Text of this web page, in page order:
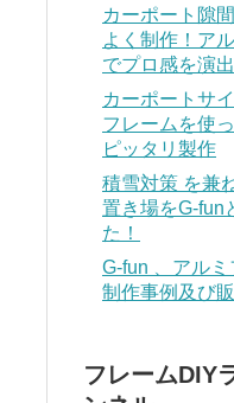
カーポート隙
よく制作！ア
でプロ感を演出
カーポートサ
フレームを使
ピッタリ製作
積雪対策 を兼
置き場をG-fun
た！
G-fun 、アル
制作事例及び
フレームDIY